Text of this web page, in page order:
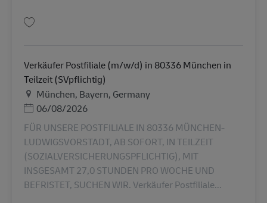
Verkäufer Postfiliale (m/w/d) in 80336 München in
Teilzeit (SVpflichtig)
สถานที่
München, Bayern, Germany
Posted Date
06/08/2026
FÜR UNSERE POSTFILIALE IN 80336 MÜNCHEN-
LUDWIGSVORSTADT, AB SOFORT, IN TEILZEIT
(SOZIALVERSICHERUNGSPFLICHTIG), MIT
INSGESAMT 27,0 STUNDEN PRO WOCHE UND
BEFRISTET, SUCHEN WIR. Verkäufer Postfiliale...